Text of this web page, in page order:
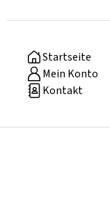
Startseite
Mein Konto
Kontakt